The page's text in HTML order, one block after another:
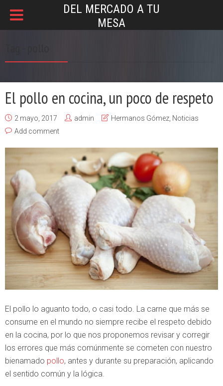
DEL MERCADO A TU
MESA
El pollo en cocina, un poco de respeto
2 mayo, 2017 admin Hermanos Gómez Noticias
Add comment
El pollo lo aguanto todo, o casi todo. La carne que más se
consume en el mundo no siempre recibe el respeto debido
en la cocina, por lo que nos proponemos revisar y corregir
los errores que más comúnmente se cometen con nuestro
bienamado pollo, antes y durante su preparación, aplicando
el sentido común y la lógica.